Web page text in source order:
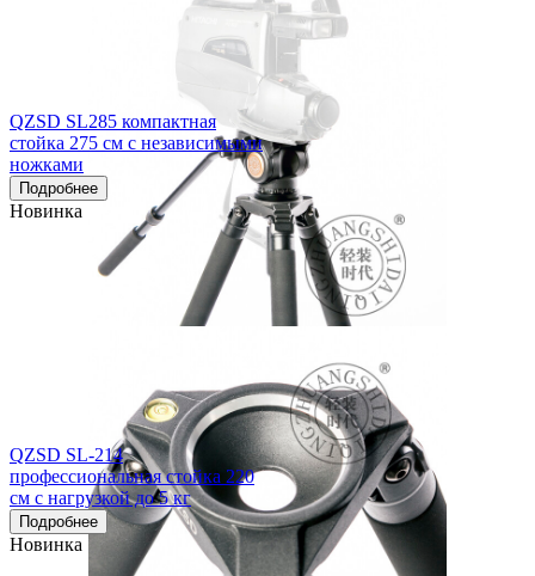
QZSD SL285 компактная
стойка 275 см с независимыми
ножками
Подробнее
Новинка
QZSD SL-214
профессиональная стойка 220
см с нагрузкой до 5 кг
Подробнее
Новинка